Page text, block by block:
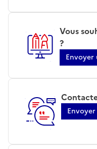
Vous
?
Envoyer